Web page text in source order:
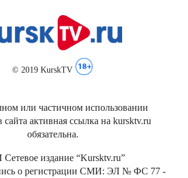
© 2019 KurskTV
или частичном использовании
сайта активная ссылка на kursktv.ru
обязательна.
издание “Kursktv.ru”
о регистрации СМИ: ЭЛ № ФС 77 -